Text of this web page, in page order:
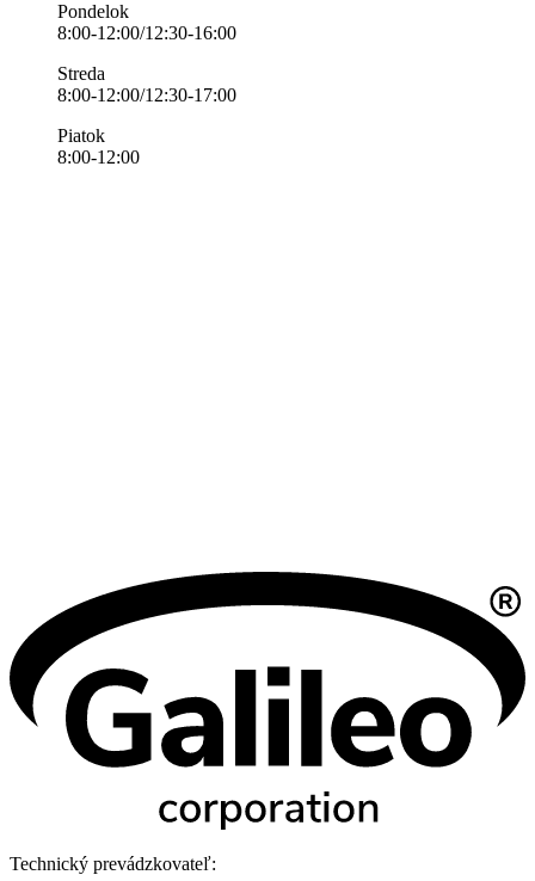
Pondelok
8:00-12:00/12:30-16:00
Streda
8:00-12:00/12:30-17:00
Piatok
8:00-12:00
Technický prevádzkovateľ: